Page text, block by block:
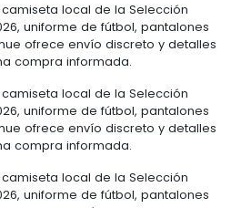
local de la Selección
uniforme de fútbol, pantalones
ofrece envío discreto y detalles
compra informada.
local de la Selección
uniforme de fútbol, pantalones
ofrece envío discreto y detalles
compra informada.
local de la Selección
uniforme de fútbol, pantalones